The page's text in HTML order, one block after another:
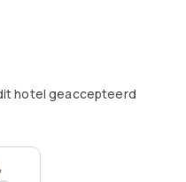
hotel geaccepteerd